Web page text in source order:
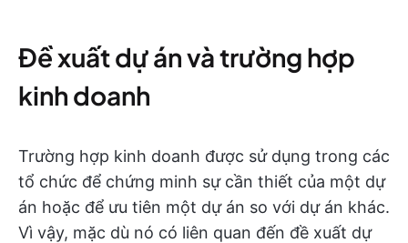
Đề xuất dự án và trường hợp
kinh doanh
Trường hợp kinh doanh được sử dụng trong các
tổ chức để chứng minh sự cần thiết của một dự
án hoặc để ưu tiên một dự án so với dự án khác.
Vì vậy, mặc dù nó có liên quan đến đề xuất dự